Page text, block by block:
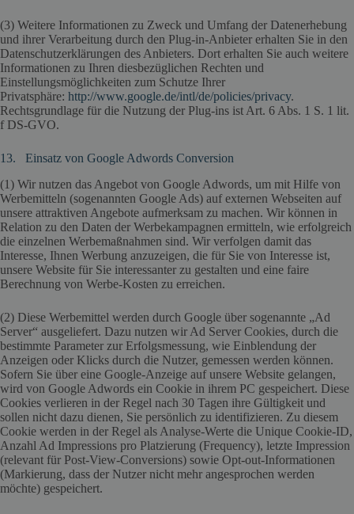
(3) Weitere Informationen zu Zweck und Umfang der Datenerhebung
und ihrer Verarbeitung durch den Plug-in-Anbieter erhalten Sie in den
Datenschutzerklärungen des Anbieters. Dort erhalten Sie auch weitere
Informationen zu Ihren diesbezüglichen Rechten und
Einstellungsmöglichkeiten zum Schutze Ihrer
Privatsphäre: http://www.google.de/intl/de/policies/privacy.
Rechtsgrundlage für die Nutzung der Plug-ins ist Art. 6 Abs. 1 S. 1 lit.
f DS-GVO.
13. Einsatz von Google Adwords Conversion
(1) Wir nutzen das Angebot von Google Adwords, um mit Hilfe von
Werbemitteln (sogenannten Google Ads) auf externen Webseiten auf
unsere attraktiven Angebote aufmerksam zu machen. Wir können in
Relation zu den Daten der Werbekampagnen ermitteln, wie erfolgreich
die einzelnen Werbemaßnahmen sind. Wir verfolgen damit das
Interesse, Ihnen Werbung anzuzeigen, die für Sie von Interesse ist,
unsere Website für Sie interessanter zu gestalten und eine faire
Berechnung von Werbe-Kosten zu erreichen.
(2) Diese Werbemittel werden durch Google über sogenannte „Ad
Server“ ausgeliefert. Dazu nutzen wir Ad Server Cookies, durch die
bestimmte Parameter zur Erfolgsmessung, wie Einblendung der
Anzeigen oder Klicks durch die Nutzer, gemessen werden können.
Sofern Sie über eine Google-Anzeige auf unsere Website gelangen,
wird von Google Adwords ein Cookie in ihrem PC gespeichert. Diese
Cookies verlieren in der Regel nach 30 Tagen ihre Gültigkeit und
sollen nicht dazu dienen, Sie persönlich zu identifizieren. Zu diesem
Cookie werden in der Regel als Analyse-Werte die Unique Cookie-ID,
Anzahl Ad Impressions pro Platzierung (Frequency), letzte Impression
(relevant für Post-View-Conversions) sowie Opt-out-Informationen
(Markierung, dass der Nutzer nicht mehr angesprochen werden
möchte) gespeichert.